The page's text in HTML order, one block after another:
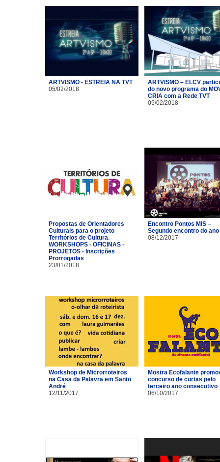
ARTVISMO - ESTREIA NA TVT
05/02/2018
ARTVISMO – ELCV
do novo programa do
CRIA com a Rede TVT
05/02/2018
Propostas de Orientadores
Culturais para o projeto
Territórios de Cultura.
WORKSHOPS - OFICINAS -
PROJETOS - Inscrições
Prorrogadas
23/01/2018
Encontro Pontos MIS –
Segundo encontro do ano
08/12/2017
Workshop de Microrroteiros
na Casa da Palavra em Santo
André
12/11/2017
Mostra Ecofalante
concurso de curtas pelo
terceiro ano consecutivo
06/10/2017